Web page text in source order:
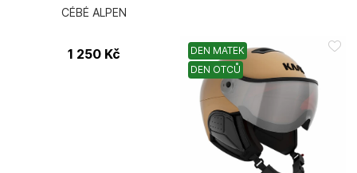
CÉBÉ ALPEN
1 250 Kč
DEN MATEK
DEN OTCŮ